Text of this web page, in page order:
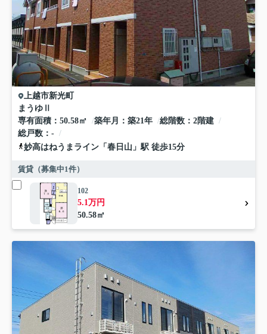
上越市新光町
まうゆⅡ
専有面積
50.58㎡ 築年月 築21年 総階数
2階建
総戸数
-
妙高はねうまライン 「 春日山 」駅 徒歩15分
賃貸（募集中1件）
102
5.1万円
50.58㎡